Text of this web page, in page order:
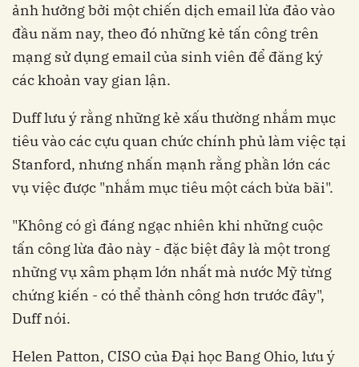
ảnh hưởng bởi một chiến dịch email lừa đảo vào
đầu năm nay, theo đó những kẻ tấn công trên
mạng sử dụng email của sinh viên để đăng ký
các khoản vay gian lận.
Duff lưu ý rằng những kẻ xấu thường nhắm mục
tiêu vào các cựu quan chức chính phủ làm việc tại
Stanford, nhưng nhấn mạnh rằng phần lớn các
vụ việc được "nhắm mục tiêu một cách bừa bãi".
"Không có gì đáng ngạc nhiên khi những cuộc
tấn công lừa đảo này - đặc biệt đây là một trong
những vụ xâm phạm lớn nhất mà nước Mỹ từng
chứng kiến - có thể thành công hơn trước đây",
Duff nói.
Helen Patton, CISO của Đại học Bang Ohio, lưu ý